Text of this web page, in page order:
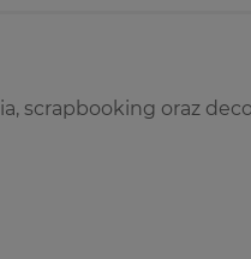
scrapbooking oraz